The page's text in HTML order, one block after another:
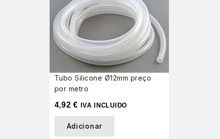
Tubo Silicone Ø12mm preço
por metro
4,92€ IVA INCLUIDO
Adicionar